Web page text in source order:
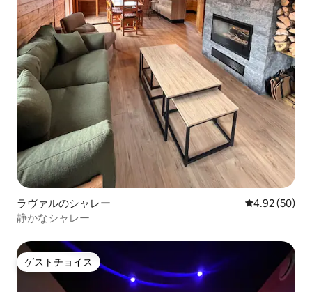
ラヴァルのシャレー レビュー50
4.92 (50)
静かなシャレー
ゲストチョイス
ゲストチョイス